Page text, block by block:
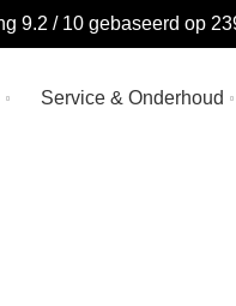
9.2 / 10 gebaseerd op
Service & Onderhoud